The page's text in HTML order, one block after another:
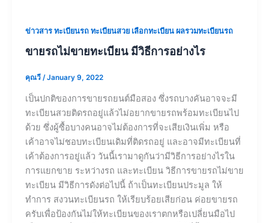
ข่าวสาร ทะเบียนรถ ทะเบียนสวย เลือกทะเบียน ผลรวมทะเบียนรถ
ขายรถไม่ขายทะเบียน มีวิธีการอย่างไร
คุณวี /January 9, 2022
เป็นปกติของการขายรถยนต์มือสอง ซึ่งรถบางคันอาจจะมี
ทะเบียนสวยติดรถอยู่แล้วไม่อยากขายรถพร้อมทะเบียนไป
ด้วย ซึ่งผู้ซื้อบางคนอาจไม่ต้องการที่จะเสียเงินเพิ่ม หรือ
เค้าอาจไม่ชอบทะเบียนเดิมที่ติดรถอยู่ และอาจมีทะเบียนที่
เค้าต้องการอยู่แล้ว วันนี้เรามาดูกันว่ามีวิธีการอย่างไรใน
การแยกขาย ระหว่างรถ และทะเบียน วิธีการขายรถไม่ขาย
ทะเบียน มีวิธีการดังต่อไปนี้ ถ้าเป็นทะเบียนประมูล ให้
ทำการ สงวนทะเบียนรถ ให้เรียบร้อยเสียก่อน ค่อยขายรถ
ครับเพื่อป้องกันไม่ให้ทะเบียนของเราตกหรือเปลี่ยนมือไป